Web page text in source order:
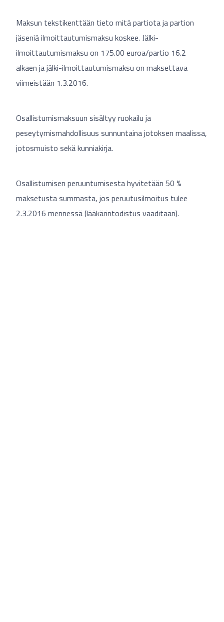
Maksun tekstikenttään tieto mitä partiota ja partion
jäseniä ilmoittautumismaksu koskee. Jälki-
ilmoittautumismaksu on 175.00 euroa/partio 16.2
alkaen ja jälki-ilmoittautumismaksu on maksettava
viimeistään 1.3.2016.
Osallistumismaksuun sisältyy ruokailu ja
peseytymismahdollisuus sunnuntaina jotoksen maalissa,
jotosmuisto sekä kunniakirja.
Osallistumisen peruuntumisesta hyvitetään 50 %
maksetusta summasta, jos peruutusilmoitus tulee
2.3.2016 mennessä (lääkärintodistus vaaditaan).